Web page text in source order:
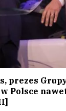
prezes
Polsce